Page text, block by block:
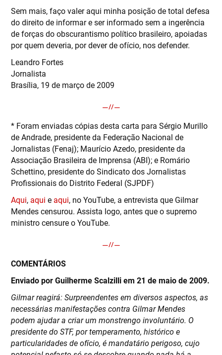
Sem mais, faço valer aqui minha posição de total defesa
do direito de informar e ser informado sem a ingerência
de forças do obscurantismo político brasileiro, apoiadas
por quem deveria, por dever de ofício, nos defender.
Leandro Fortes
Jornalista
Brasília, 19 de março de 2009
* Foram enviadas cópias desta carta para Sérgio Murillo
de Andrade, presidente da Federação Nacional de
Jornalistas (Fenaj); Maurício Azedo, presidente da
Associação Brasileira de Imprensa (ABI); e Romário
Schettino, presidente do Sindicato dos Jornalistas
Profissionais do Distrito Federal (SJPDF)
Aqui, aqui e aqui, no YouTube, a entrevista que Gilmar
Mendes censurou. Assista logo, antes que o supremo
ministro censure o YouTube.
COMENTÁRIOS
Enviado por Guilherme Scalzilli em 21 de maio de 2009.
Gilmar reagirá: Surpreendentes em diversos aspectos, as
necessárias manifestações contra Gilmar Mendes
podem ajudar a criar um monstrengo involuntário. O
presidente do STF, por temperamento, histórico e
particularidades de ofício, é mandatário perigoso, cujo